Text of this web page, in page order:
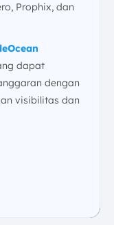
Prophix, dan
dapat
dengan
visibilitas dan